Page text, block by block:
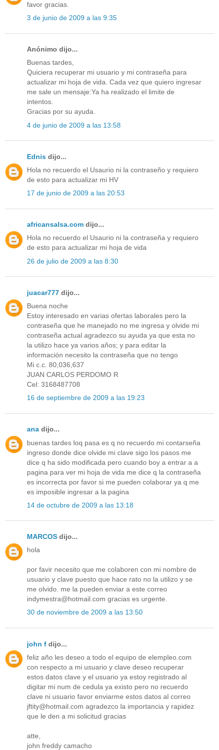
favor gracias.
3 de junio de 2009 a las 9:35
Anónimo dijo...
Buenas tardes,
Quiciera recuperar mi usuario y mi contraseña para
actualizar mi hoja de vida. Cada vez que quiero ingresar
me sale un mensaje:Ya ha realizado el limite de
intentos.
Gracias por su ayuda.
4 de junio de 2009 a las 13:58
Ednis dijo...
Hola no recuerdo el Usaurio ni la contraseño y requiero
de esto para actualizar mi HV
17 de junio de 2009 a las 20:53
africansalsa.com dijo...
Hola no recuerdo el Usaurio ni la contraseña y requiero
de esto para actualizar mi hoja de vida
26 de julio de 2009 a las 8:30
juacar777 dijo...
Buena noche
Estoy interesado en varias ofertas laborales pero la
contraseña que he manejado no me ingresa y olvide mi
contraseña actual agradezco su ayuda ya que esta no
la utilizo hace ya varios años; y para editar la
información necesito la contraseña que no tengo
Mi c.c. 80,036,637
JUAN CARLOS PERDOMO R
Cel: 3168487708
16 de septiembre de 2009 a las 19:23
ana dijo...
buenas tardes loq pasa es q no recuerdo mi contarseña
ingreso donde dice olvide mi clave sigo los pasos me
dice q ha sido modificada pero cuando boy a entrar a a
pagina para ver mi hoja de vida me dice q la contraseña
es incorrecta por favor si me pueden colaborar ya q me
es imposible ingresar a la pagina
14 de octubre de 2009 a las 13:18
MARCOS dijo...
hola
por favir necesito que me colaboren con mi nombre de
usuario y clave puesto que hace rato no la utilizo y se
me olvido. me la pueden enviar a este correo
indymestra@hotmail.com gracias es urgente.
30 de noviembre de 2009 a las 13:50
john f dijo...
feliz año les deseo a todo el equipo de elempleo.com
con respecto a mi usuario y clave deseo recuperar
estos datos clave y el usuario ya estoy registrado al
digitar mi num de cedula ya existo pero no recuerdo
clave ni usuario favor enviarme estos datos al correo
jftity@hotmail.com agradezco la importancia y rapidez
que le den a mi solicitud gracias
atte,
john freddy camacho